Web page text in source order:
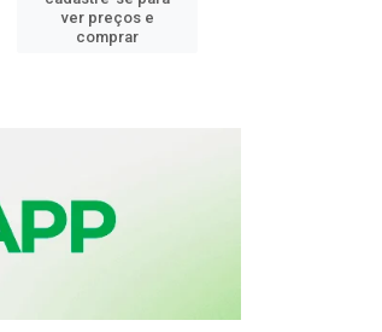
ver preços e
comprar